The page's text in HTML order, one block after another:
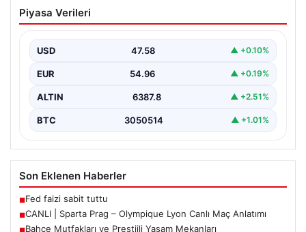
Bayern Münih’ten Gelen Şok
Deklarasyonlar
gündemi yoğunlaştırırken, kulüp yönetimi önemli
■Fed faizi sabit tuttu
■CANLI | Sparta Prag – Olympique Lyon Canlı Maç Anlatımı
■Bahçe Mutfakları ve Prestijli Yaşam Mekanları